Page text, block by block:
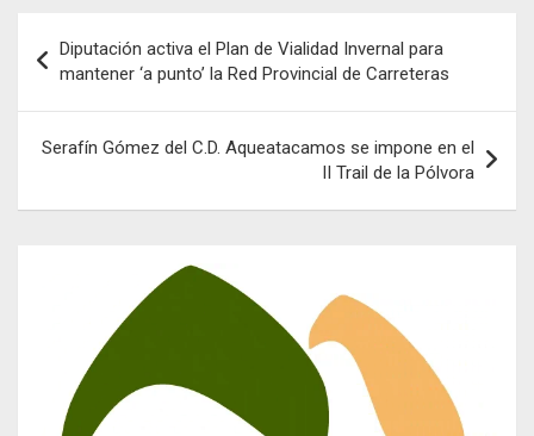
de
entradas
Diputación activa el Plan de Vialidad Invernal para
mantener ‘a punto’ la Red Provincial de Carreteras
Serafín Gómez del C.D. Aqueatacamos se impone en el
II Trail de la Pólvora